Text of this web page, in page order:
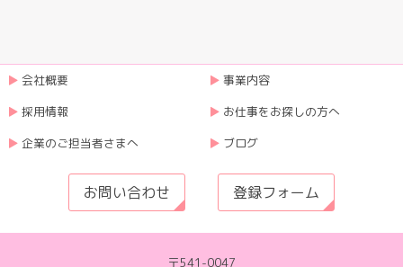
会社概要
事業内容
採用情報
お仕事をお探しの方へ
企業のご担当者さまへ
ブログ
お問い合わせ 登録フォーム
〒541-0047